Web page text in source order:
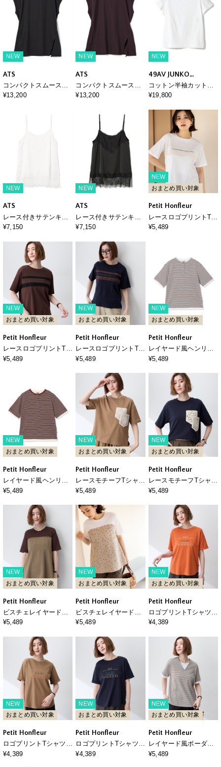
NEW
ATS
コンパクトスムースプ
ルオーバー
¥13,200
NEW
ATS
コンパクトスムースプ
ルオーバー
¥13,200
NEW
49AV JUNKO
SHIMADA
コットン半袖カットソ
ー
¥19,800
NEW
ATS
レース付きサテンキャ
ミソール
¥7,150
NEW
ATS
レース付きサテンキャ
ミソール
¥7,150
NEW
おまとめ買い対象
Petit Honfleur
レースロゴプリントTシ
ャツ【接触冷感・UVカ
¥5,489
NEW
おまとめ買い対象
Petit Honfleur
レースロゴプリントTシ
ャツ【接触冷感・UVカ
¥5,489
NEW
おまとめ買い対象
Petit Honfleur
レースロゴプリントTシ
ャツ【接触冷感・UVカ
ットンブレンド】
¥5,489
NEW
おまとめ買い対象
Petit Honfleur
レイヤード風ヘンリー
ネックボーダーTシャツ
¥5,489
NEW
おまとめ買い対象
Petit Honfleur
レイヤード風ヘンリー
ネックボーダーTシャツ
¥5,489
NEW
おまとめ買い対象
Petit Honfleur
レースモチーフTシャツ
【接触冷感・UVカッ
トンブレンド】
¥5,489
NEW
おまとめ買い対象
Petit Honfleur
レースモチーフTシャツ
【接触冷感・UVカッ
トンブレンド】
¥5,489
NEW
おまとめ買い対象
Petit Honfleur
ビスチェレイヤード風T
シャツ【接触冷感・UV
コットンブレンド】
¥5,489
NEW
おまとめ買い対象
Petit Honfleur
ビスチェレイヤード風T
シャツ【接触冷感・UV
コットンブレンド】
¥5,489
NEW
おまとめ買い対象
Petit Honfleur
ロゴプリントTシャツ
【接触冷感・UVカッ
トンブレンド】
¥4,389
NEW
おまとめ買い対象
Petit Honfleur
ロゴプリントTシャツ
【接触冷感・UVカッ
¥4,389
NEW
おまとめ買い対象
Petit Honfleur
ロゴプリントTシャツ
【接触冷感・UVカッ
¥4,389
NEW
おまとめ買い対象
Petit Honfleur
レイヤード風ボーダー
VネックTシャツ
¥5,489